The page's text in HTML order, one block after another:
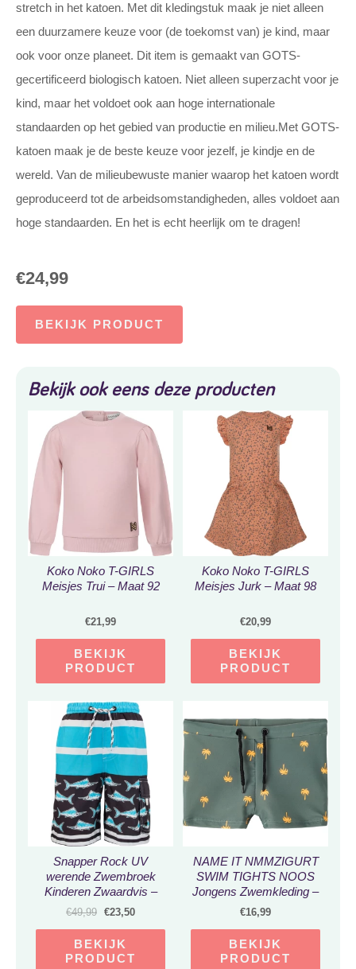
stretch in het katoen. Met dit kledingstuk maak je niet alleen
een duurzamere keuze voor (de toekomst van) je kind, maar
ook voor onze planeet. Dit item is gemaakt van GOTS-
gecertificeerd biologisch katoen. Niet alleen superzacht voor je
kind, maar het voldoet ook aan hoge internationale
standaarden op het gebied van productie en milieu.Met GOTS-
katoen maak je de beste keuze voor jezelf, je kindje en de
wereld. Van de milieubewuste manier waarop het katoen wordt
geproduceerd tot de arbeidsomstandigheden, alles voldoet aan
hoge standaarden. En het is echt heerlijk om te dragen!
€24,99
BEKIJK PRODUCT
Bekijk ook eens deze producten
Koko Noko T-GIRLS
Meisjes Trui – Maat 92
€21,99
BEKIJK
PRODUCT
Koko Noko T-GIRLS
Meisjes Jurk – Maat 98
€20,99
BEKIJK
PRODUCT
Snapper Rock UV
werende Zwembroek
Kinderen Zwaardvis –
Blauw – Maat 86-92
€49,99 €23,50
BEKIJK
PRODUCT
NAME IT NMMZIGURT
SWIM TIGHTS NOOS
Jongens Zwemkleding –
Maat 86/92
€16,99
BEKIJK
PRODUCT